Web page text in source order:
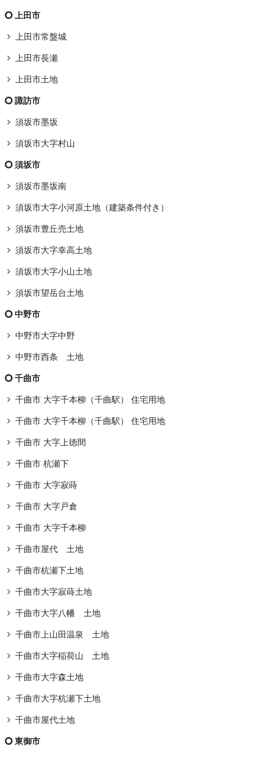
上田市
上田市常盤城
上田市長瀬
上田市土地
諏訪市
須坂市墨坂
須坂市大字村山
須坂市
須坂市墨坂南
須坂市大字小河原土地（建築条件付き）
須坂市豊丘売土地
須坂市大字幸高土地
須坂市大字小山土地
須坂市望岳台土地
中野市
中野市大字中野
中野市西条 土地
千曲市
千曲市 大字千本柳（千曲駅） 住宅用地
千曲市 大字千本柳（千曲駅） 住宅用地
千曲市 大字上徳間
千曲市 杭瀬下
千曲市 大字寂蒔
千曲市 大字戸倉
千曲市 大字千本柳
千曲市屋代 土地
千曲市杭瀬下土地
千曲市大字寂蒔土地
千曲市大字八幡 土地
千曲市上山田温泉 土地
千曲市大字稲荷山 土地
千曲市大字森土地
千曲市大字杭瀬下土地
千曲市屋代土地
東御市